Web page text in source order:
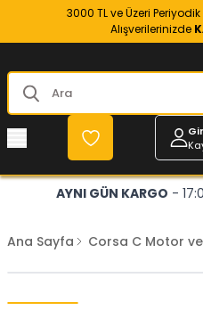
3000 TL ve Üzeri
Alışverilerinizde
AYNI GÜN KARGO -
Ana Sayfa Corsa C Motor